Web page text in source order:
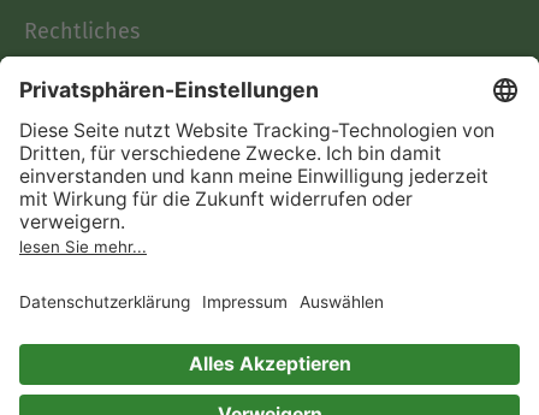
Rechtliches
AGB
Informationen nach Data
Act
Verträge hier kündigen
Impressum
Immer ein gutes Buch